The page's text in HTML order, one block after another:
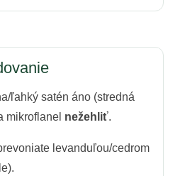
ľahký satén áno (stredná
mikroflanel nežehliť.
levanduľou/cedrom